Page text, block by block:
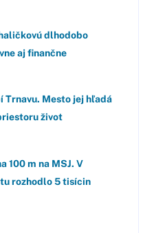
dlhodobo
aj finančne
Trnavu. Mesto jej hľadá
život
100 m na MSJ. V
rozhodlo 5 tisícin